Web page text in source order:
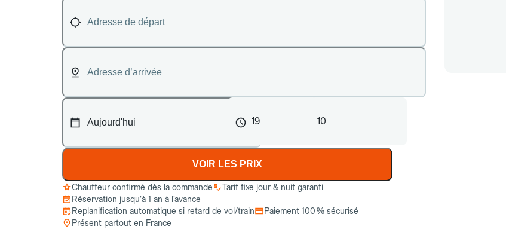
19 10
VOIR LES PRIX
Chauffeur confirmé dès la commande
Tarif fixe jour & nuit garanti
Réservation jusqu’à 1 an à l’avance
Replanification automatique si retard de vol/train
Paiement 100 % sécurisé
Présent partout en France